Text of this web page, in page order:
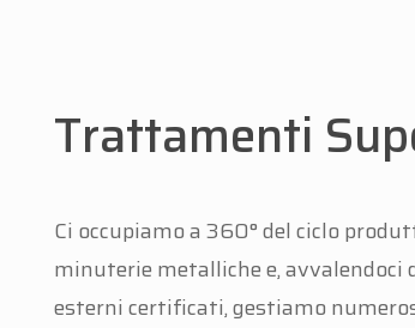
Trattamenti
Ci occupiamo a 360° del ciclo
minuterie metalliche e,
esterni certificati, gestiamo